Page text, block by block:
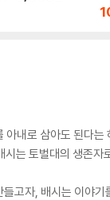
로 삼아도 된다는
는 토벌대의 생존
고자, 배시는 이야